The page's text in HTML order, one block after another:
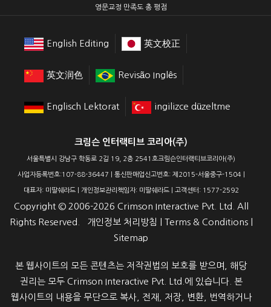
영문교정 만족도 총 평점
English Editing 英文校正
英文润色 Revisão Inglês
Englisch Lektorat ingilizce düzeltme
크림슨 인터랙티브 코리아(주)
서울특별시 강남구 학동로 2길 19, 2층 2541호크림슨인터랙티브코리아(주)
사업자등록번호:107-88-36447 | 통신판매업신고번호: 제2015-서울중구-1504 |
대표자: 미딸쉐라드 | 개인정보관리책임자: 미딸쉐라드 | 고객센터: 1577-2592
Copyright © 2006-2026 Crimson Interactive Pvt. Ltd. All
Rights Reserved. 개인정보 처리방침 Terms & Conditions|
Sitemap
본 웹사이트의 모든 콘텐츠는 저작권법의 보호를 받으며, 해당
권리는 모두 Crimson Interactive Pvt. Ltd.에 있습니다. 본
웹사이트의 내용을 무단으로 복사, 전재, 저장, 변환, 번역하거나